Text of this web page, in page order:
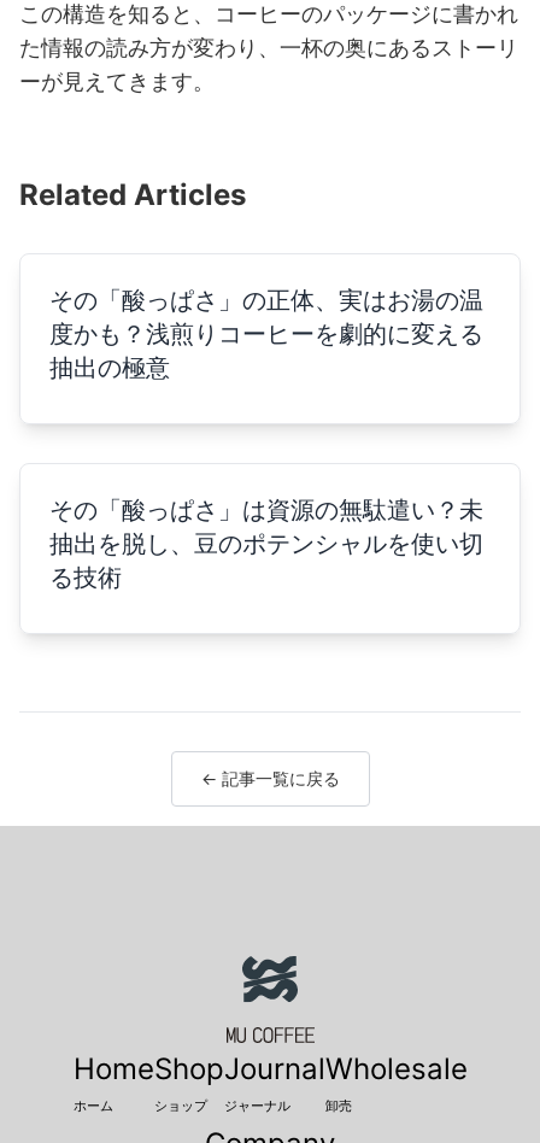
この構造を知ると、コーヒーのパッケージに書かれ
た情報の読み方が変わり、一杯の奥にあるストーリ
ーが見えてきます。
Related Articles
その「酸っぱさ」の正体、実はお湯の温
度かも？浅煎りコーヒーを劇的に変える
抽出の極意
その「酸っぱさ」は資源の無駄遣い？未
抽出を脱し、豆のポテンシャルを使い切
る技術
← 記事一覧に戻る
Home
ホーム
Shop
ショップ
Journal
ジャーナル
Wholesale
卸売